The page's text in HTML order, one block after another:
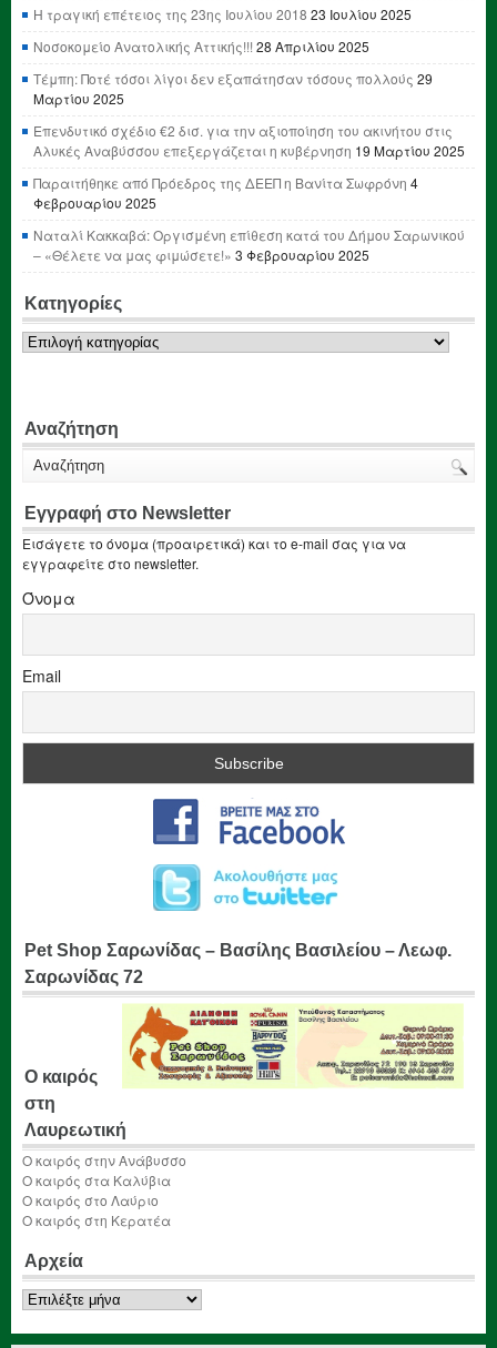
Η τραγική επέτειος της 23ης Ιουλίου 2018 23 Ιουλίου 2025
Νοσοκομείο Ανατολικής Αττικής!!! 28 Απριλίου 2025
Τέμπη: Ποτέ τόσοι λίγοι δεν εξαπάτησαν τόσους πολλούς 29
Μαρτίου 2025
Επενδυτικό σχέδιο €2 δισ. για την αξιοποίηση του ακινήτου στις
Αλυκές Αναβύσσου επεξεργάζεται η κυβέρνηση 19 Μαρτίου 2025
Παραιτήθηκε από Πρόεδρος της ΔΕΕΠ η Βανίτα Σωφρόνη 4
Φεβρουαρίου 2025
Ναταλί Κακκαβά: Οργισμένη επίθεση κατά του Δήμου Σαρωνικού
– «Θέλετε να μας φιμώσετε!» 3 Φεβρουαρίου 2025
Κατηγορίες
Κατηγορίες
Αναζήτηση
Εγγραφή στο Newsletter
Εισάγετε το όνομα (προαιρετικά) και το e-mail σας για να
εγγραφείτε στο newsletter.
Όνομα
Email
Pet Shop Σαρωνίδας – Βασίλης Βασιλείου – Λεωφ.
Σαρωνίδας 72
Ο καιρός
στη
Λαυρεωτική
Ο καιρός στην Ανάβυσσο
Ο καιρός στα Καλύβια
Ο καιρός στο Λαύριο
Ο καιρός στη Κερατέα
Αρχεία
Αρχεία